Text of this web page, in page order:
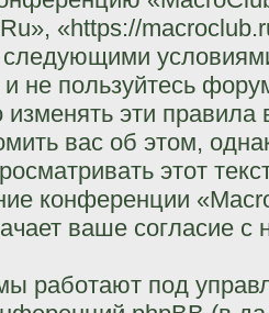
«https://
следующими
и не пользуйтесь
изменять эти
вас об этом,
этот
конференции
ваше согласие с
работают под